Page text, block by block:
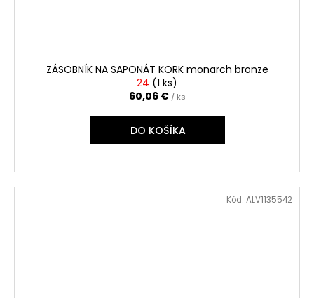
ZÁSOBNÍK NA SAPONÁT KORK monarch bronze
24 (1 ks)
60,06 € / ks
DO KOŠÍKA
Kód: ALV1135542